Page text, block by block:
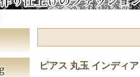
ピアス 丸玉 インディ